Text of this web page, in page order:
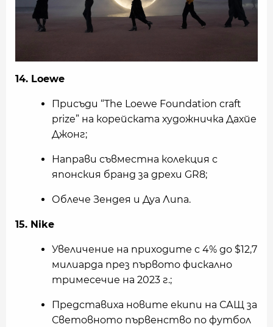
14. Loewe
Присъди “The Loewe Foundation craft
prize” на корейската художничка Дахйе
Джонг;
Направи съвместна колекция с
японския бранд за дрехи GR8;
Облече Зендея и Дуа Липа.
15. Nike
Увеличение на приходите с 4% до $12,7
милиарда през първото фискално
тримесечие на 2023 г.;
Представиха новите екипи на САЩ за
Световното първенство по футбол